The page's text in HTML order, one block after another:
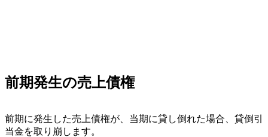
前期発生の売上債権
前期に発生した売上債権が、当期に貸し倒れた場合、貸倒引
当金を取り崩します。